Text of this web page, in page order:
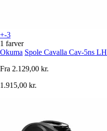
+-3
1 farver
Okuma Spole Cavalla Cav-5ns LH
Fra 2.129,00 kr.
1.915,00 kr.